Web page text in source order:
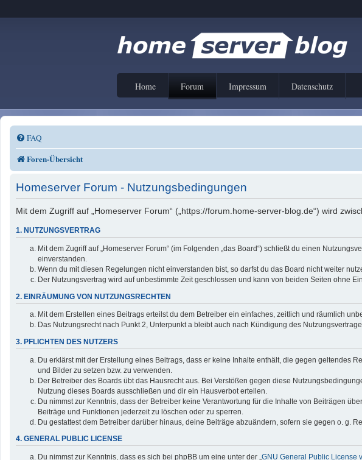
Home Forum Impressum Datenschutz
FAQ
Foren-Übersicht
Homeserver Forum - Nutzungsbedingungen
Mit dem Zugriff auf „Homeserver Forum“ („https://forum.home-server-blog.de“) wird
1. NUTZUNGSVERTRAG
Mit dem Zugriff auf „Homeserver Forum“ (im Folgenden „das Board“) schließt du einen
einverstanden.
Wenn du mit diesen Regelungen nicht einverstanden bist, so darfst du das Board nicht weiter
Der Nutzungsvertrag wird auf unbestimmte Zeit geschlossen und kann von beiden Seiten ohne
2. EINRÄUMUNG VON NUTZUNGSRECHTEN
Mit dem Erstellen eines Beitrags erteilst du dem Betreiber ein einfaches, zeitlich und räumlich
Das Nutzungsrecht nach Punkt 2, Unterpunkt a bleibt auch nach Kündigung des
3. PFLICHTEN DES NUTZERS
Du erklärst mit der Erstellung eines Beitrags, dass er keine Inhalte enthält, die gegen geltendes
und Bilder zu setzen bzw. zu verwenden.
Der Betreiber des Boards übt das Hausrecht aus. Bei Verstößen gegen diese
Nutzung dieses Boards ausschließen und dir ein Hausverbot erteilen.
Du nimmst zur Kenntnis, dass der Betreiber keine Verantwortung für die Inhalte von Beiträgen
Beiträge und Funktionen jederzeit zu löschen oder zu sperren.
Du gestattest dem Betreiber darüber hinaus, deine Beiträge abzuändern, sofern sie gegen o. g.
4. GENERAL PUBLIC LICENSE
Du nimmst zur Kenntnis, dass es sich bei phpBB um eine unter der „GNU General Public License